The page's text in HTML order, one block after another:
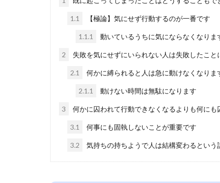
1.1 【極論】気にせず行動するのが一番です
1.1.1 動いているうちに気にならなくなりま
2 失敗を気にせずにいられない人は失敗したこと
2.1 何かに縛られると人は急に動けなくなりま
2.1.1 動けない時間は無駄になります
3 何かに囚われて行動できなくなるよりも何に
3.1 何事にも固執しないことが重要です
3.2 気持ちの持ちようで人は結構変わるという